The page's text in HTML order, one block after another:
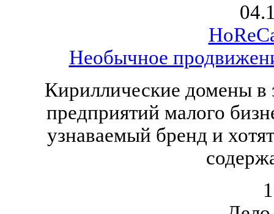
Необычное
Кириллические домены
предприятий малого
узнаваемый бренд и